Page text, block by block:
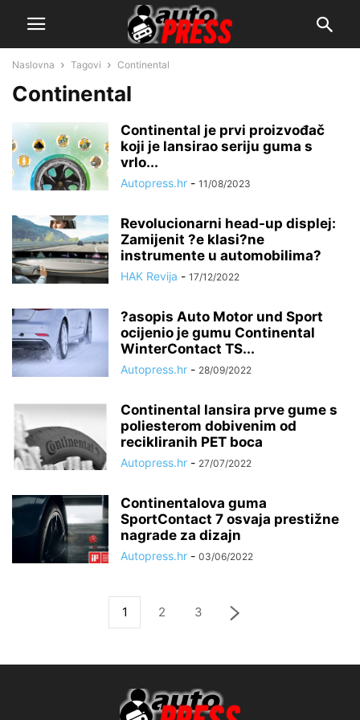
Naslovna Tagovi Continental
Continental
Continental je prvi proizvođač
koji je lansirao seriju guma s
vrlo...
Autopress.hr - 11/08/2023
Revolucionarni head-up displej:
Zamijenit ?e klasi?ne
instrumente u automobilima?
HAK Revija - 17/12/2022
?asopis Auto Motor und Sport
ocijenio je gumu Continental
WinterContact TS...
Autopress.hr - 28/09/2022
Continental lansira prve gume s
poliesterom dobivenim od
recikliranih PET boca
Autopress.hr - 27/07/2022
Continentalova guma
SportContact 7 osvaja prestižne
nagrade za dizajn
Autopress.hr - 03/06/2022
1 2 3